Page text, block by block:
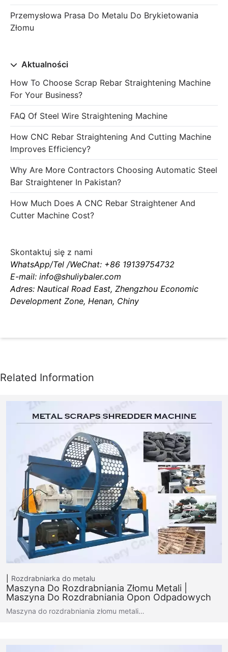
Przemysłowa Prasa Do Metalu Do Brykietowania
Złomu
Aktualności
How To Choose Scrap Rebar Straightening Machine
For Your Business?
FAQ Of Steel Wire Straightening Machine
How CNC Rebar Straightening And Cutting Machine
Improves Efficiency?
Why Are More Contractors Choosing Automatic Steel
Bar Straightener In Pakistan?
How Much Does A CNC Rebar Straightener And
Cutter Machine Cost?
Skontaktuj się z nami
WhatsApp/Tel /WeChat: +86 19139754732
E-mail: info@shuliybaler.com
Adres: Nautical Road East, Zhengzhou Economic
Development Zone, Henan, Chiny
Rozdrabniarka do metalu
Maszyna Do Rozdrabniania Złomu Metali |
Maszyna Do Rozdrabniania Opon Odpadowych
Maszyna do rozdrabniania złomu metali…